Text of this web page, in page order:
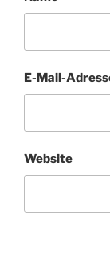
E-Mail-
Website